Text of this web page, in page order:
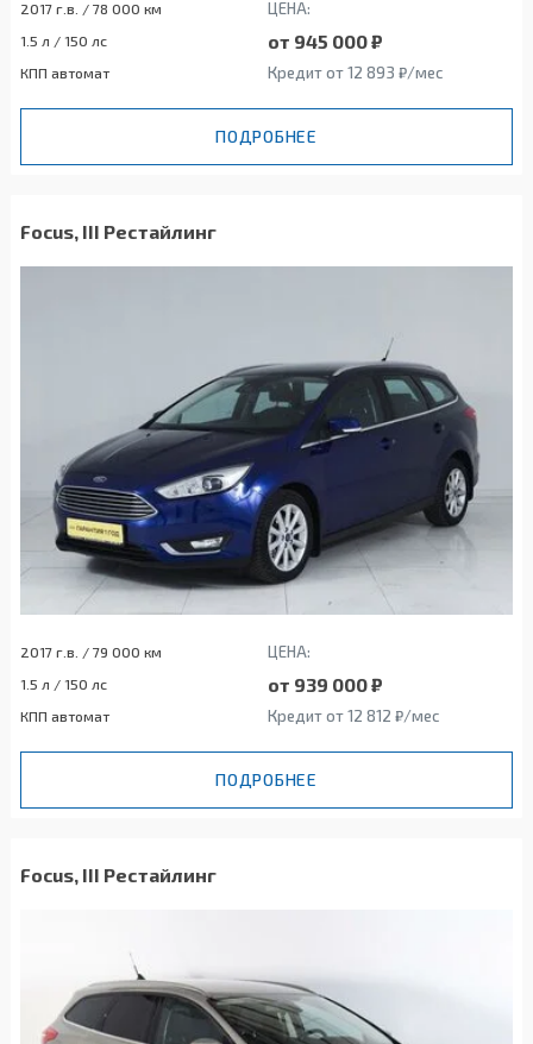
2017 г.в. / 78 000 км ЦЕНА:
1.5 л / 150 лс от 945 000 ₽
КПП автомат Кредит от 12 893 ₽/мес
ПОДРОБНЕЕ
Focus, III Рестайлинг
2017 г.в. / 79 000 км ЦЕНА:
1.5 л / 150 лс от 939 000 ₽
КПП автомат Кредит от 12 812 ₽/мес
ПОДРОБНЕЕ
Focus, III Рестайлинг